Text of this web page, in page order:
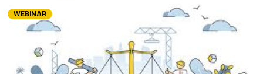
WEBINAR